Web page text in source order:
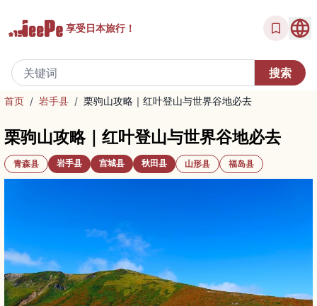
享受日本旅行！
首页 / 岩手县 / 栗驹山攻略｜红叶登山与世界谷地必去
栗驹山攻略｜红叶登山与世界谷地必去
青森县 岩手县 宫城县 秋田县 山形县 福岛县